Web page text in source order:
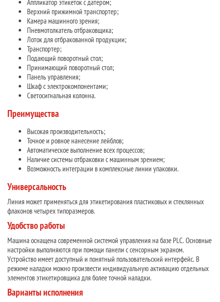
Аппликатор этикеток с датером;
Верхний прижимной транспортер;
Камера машинного зрения;
Пневмотолкатель отбраковщика;
Лоток для отбракованной продукции;
Транспортер;
Подающий поворотный стол;
Принимающий поворотный стол;
Панель управления;
Шкаф с электрокомпонентами;
Светосигнальная колонна.
Преимущества
Высокая производительность;
Точное и ровное нанесение лейблов;
Автоматическое выполнение всех процессов;
Наличие системы отбраковки с машинным зрением;
Возможность интеграции в комплексные линии упаковки.
Универсальность
Линия может применяться для этикетирования пластиковых и стеклянных
флаконов четырех типоразмеров.
Удобство работы
Машина оснащена современной системой управления на базе PLC. Основные
настройки выполняются при помощи панели с сенсорным экраном.
Устройство имеет доступный и понятный пользовательский интерфейс. В
режиме наладки можно произвести индивидуальную активацию отдельных
элементов этикетировщика для более точной наладки.
Варианты исполнения